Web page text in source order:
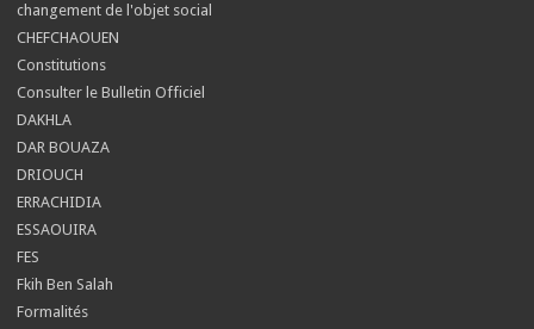
changement de l'objet social
CHEFCHAOUEN
Constitutions
Consulter le Bulletin Officiel
DAKHLA
DAR BOUAZA
DRIOUCH
ERRACHIDIA
ESSAOUIRA
FES
Fkih Ben Salah
Formalités